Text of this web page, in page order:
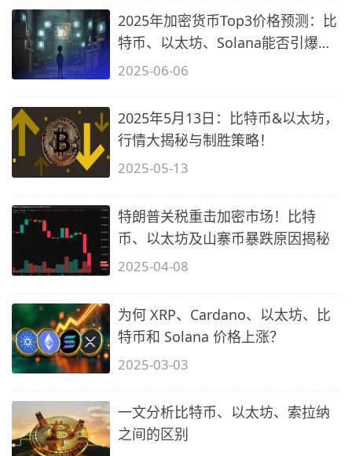
2025年加密货币Top3价格预测：比
特币、以太坊、Solana能否引爆牛
市？
2025-06-06
2025年5月13日：比特币&以太坊，
行情大揭秘与制胜策略！
2025-05-13
特朗普关税重击加密市场！比特
币、以太坊及山寨币暴跌原因揭秘
2025-04-08
为何 XRP、Cardano、以太坊、比
特币和 Solana 价格上涨？
2025-03-03
一文分析比特币、以太坊、索拉纳
之间的区别